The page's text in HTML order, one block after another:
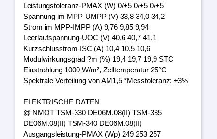
Leistungstoleranz-PMAX (W) 0/+5 0/+5 0/+5
Spannung im MPP-UMPP (V) 33,8 34,0 34,2
Strom im MPP-IMPP (A) 9,76 9,85 9,94
Leerlaufspannung-UOC (V) 40,6 40,7 41,1
Kurzschlusstrom-ISC (A) 10,4 10,5 10,6
Modulwirkungsgrad ?m (%) 19,4 19,7 19,9 STC
Einstrahlung 1000 W/m², Zelltemperatur 25°C
Spektrale Verteilung von AM1,5 *Messtoleranz: ±3%
ELEKTRISCHE DATEN
@ NMOT TSM-330 DE06M.08(II) TSM-335
DE06M.08(II) TSM-340 DE06M.08(II)
Ausgangsleistung-PMAX (Wp) 249 253 257